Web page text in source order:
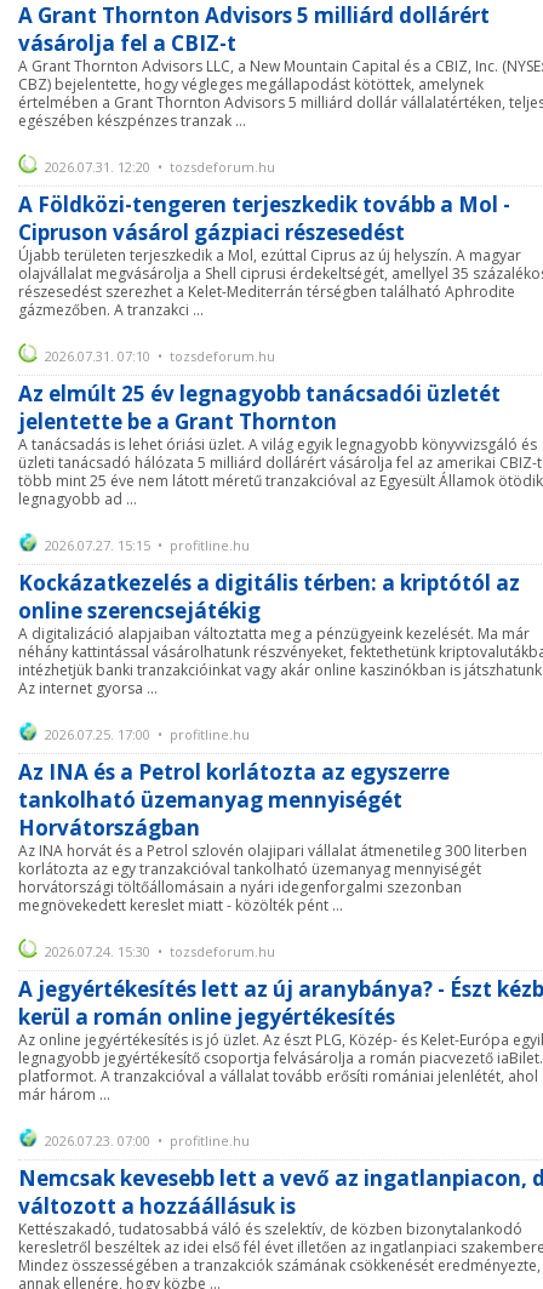
A Grant Thornton Advisors 5 milliárd dollárért
vásárolja fel a CBIZ-t
A Grant Thornton Advisors LLC, a New Mountain Capital és a CBIZ, Inc. (NYSE:
CBZ) bejelentette, hogy végleges megállapodást kötöttek, amelynek
értelmében a Grant Thornton Advisors 5 milliárd dollár vállalatértéken,
egészében készpénzes tranzak ...
2026.07.31. 12:20 • tozsdeforum.hu
A Földközi-tengeren terjeszkedik tovább a Mol -
Cipruson vásárol gázpiaci részesedést
Újabb területen terjeszkedik a Mol, ezúttal Ciprus az új helyszín. A magyar
olajvállalat megvásárolja a Shell ciprusi érdekeltségét, amellyel 35
részesedést szerezhet a Kelet-Mediterrán térségben található Aphrodite
gázmezőben. A tranzakci ...
2026.07.31. 07:10 • tozsdeforum.hu
Az elmúlt 25 év legnagyobb tanácsadói üzletét
jelentette be a Grant Thornton
A tanácsadás is lehet óriási üzlet. A világ egyik legnagyobb könyvvizsgáló és
üzleti tanácsadó hálózata 5 milliárd dollárért vásárolja fel az amerikai CBIZ-
több mint 25 éve nem látott méretű tranzakcióval az Egyesült Államok ötödik
legnagyobb ad ...
2026.07.27. 15:15 • profitline.hu
Kockázatkezelés a digitális térben: a kriptótól az
online szerencsejátékig
A digitalizáció alapjaiban változtatta meg a pénzügyeink kezelését. Ma már
néhány kattintással vásárolhatunk részvényeket, fektethetünk
intézhetjük banki tranzakcióinkat vagy akár online kaszinókban is
Az internet gyorsa ...
2026.07.25. 17:00 • profitline.hu
Az INA és a Petrol korlátozta az egyszerre
tankolható üzemanyag mennyiségét
Horvátországban
Az INA horvát és a Petrol szlovén olajipari vállalat átmenetileg 300 literben
korlátozta az egy tranzakcióval tankolható üzemanyag mennyiségét
horvátországi töltőállomásain a nyári idegenforgalmi szezonban
megnövekedett kereslet miatt - közölték pént ...
2026.07.24. 15:30 • tozsdeforum.hu
A jegyértékesítés lett az új aranybánya? - Észt
kerül a román online jegyértékesítés
Az online jegyértékesítés is jó üzlet. Az észt PLG, Közép- és Kelet-Európa
legnagyobb jegyértékesítő csoportja felvásárolja a román piacvezető
platformot. A tranzakcióval a vállalat tovább erősíti romániai jelenlétét, ahol
már három ...
2026.07.23. 07:00 • profitline.hu
Nemcsak kevesebb lett a vevő az ingatlanpiacon,
változott a hozzáállásuk is
Kettészakadó, tudatosabbá váló és szelektív, de közben bizonytalankodó
keresletről beszéltek az idei első fél évet illetően az ingatlanpiaci
Mindez összességében a tranzakciók számának csökkenését eredményezte,
annak ellenére, hogy közbe ...